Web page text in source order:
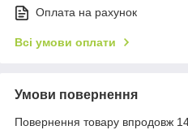
Оплата на рахунок
Всі умови оплати
Умови повернення
Повернення товару впродовж